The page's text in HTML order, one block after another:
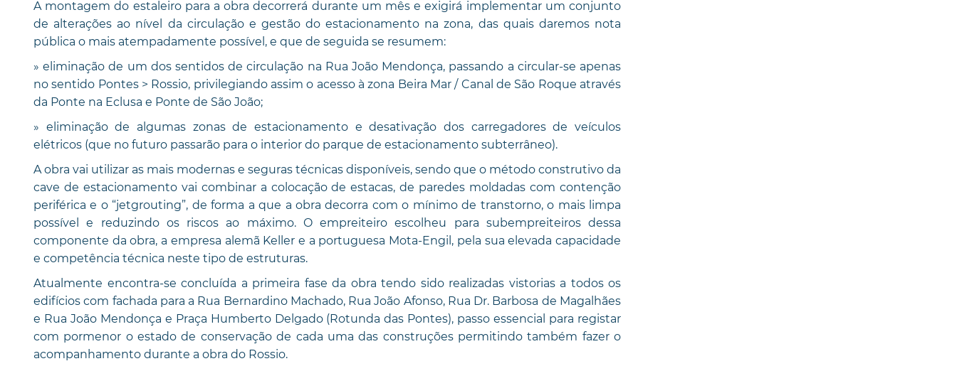
A montagem do estaleiro para a obra decorrerá durante um mês e exigirá implementar um conjunto
de alterações ao nível da circulação e gestão do estacionamento na zona, das quais daremos nota
pública o mais atempadamente possível, e que de seguida se resumem:
» eliminação de um dos sentidos de circulação na Rua João Mendonça, passando a circular-se apenas
no sentido Pontes > Rossio, privilegiando assim o acesso à zona Beira Mar / Canal de São Roque através
da Ponte na Eclusa e Ponte de São João;
» eliminação de algumas zonas de estacionamento e desativação dos carregadores de veículos
elétricos (que no futuro passarão para o interior do parque de estacionamento subterrâneo).
A obra vai utilizar as mais modernas e seguras técnicas disponíveis, sendo que o método construtivo da
cave de estacionamento vai combinar a colocação de estacas, de paredes moldadas com contenção
periférica e o “jetgrouting”, de forma a que a obra decorra com o mínimo de transtorno, o mais limpa
possível e reduzindo os riscos ao máximo. O empreiteiro escolheu para subempreiteiros dessa
componente da obra, a empresa alemã Keller e a portuguesa Mota-Engil, pela sua elevada capacidade
e competência técnica neste tipo de estruturas.
Atualmente encontra-se concluída a primeira fase da obra tendo sido realizadas vistorias a todos os
edifícios com fachada para a Rua Bernardino Machado, Rua João Afonso, Rua Dr. Barbosa de Magalhães
e Rua João Mendonça e Praça Humberto Delgado (Rotunda das Pontes), passo essencial para registar
com pormenor o estado de conservação de cada uma das construções permitindo também fazer o
acompanhamento durante a obra do Rossio.